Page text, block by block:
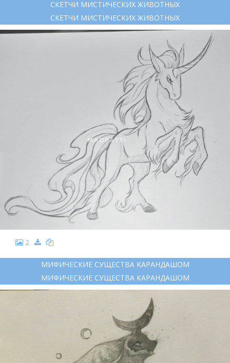
СКЕТЧИ МИСТИЧЕСКИХ ЖИВОТНЫХ
СКЕТЧИ МИСТИЧЕСКИХ ЖИВОТНЫХ
2
МИФИЧЕСКИЕ СУЩЕСТВА КАРАНДАШОМ
МИФИЧЕСКИЕ СУЩЕСТВА КАРАНДАШОМ